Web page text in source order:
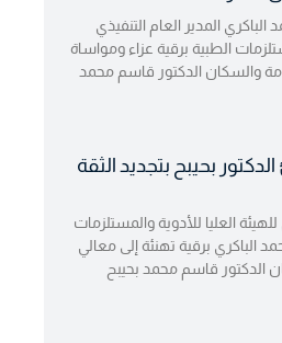
الباكري المدير العام التنفيذي
الطبية برقية عزاء ومواساة
والسكان الدكتور قاسم محمد
بحيبح بتجديد الثقة
العليا للأدوية والمستلزمات
الباكري برقية تهنئة إلى معالي
الدكتور قاسم محمد بحيبح